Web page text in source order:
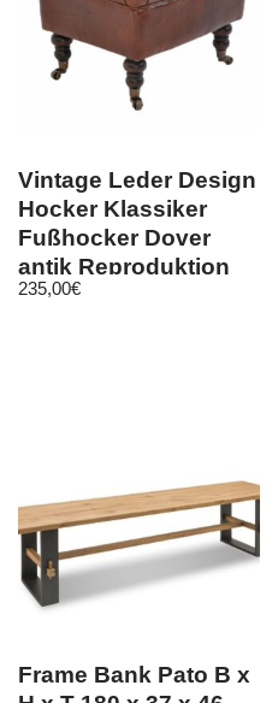
Vintage Leder Design
Hocker Klassiker
Fußhocker Dover
antik Reproduktion
1056ST
235,00€
Frame Bank Pato B x